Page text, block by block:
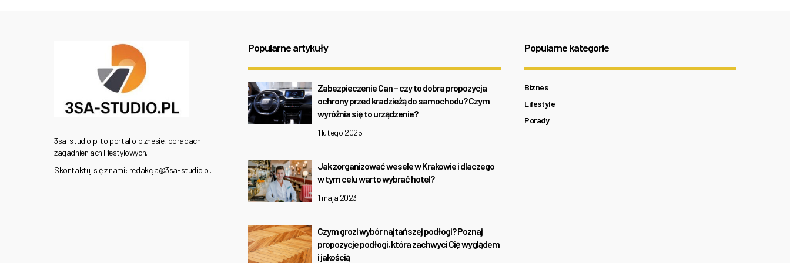
3sa-studio.pl to portal o biznesie, poradach i
zagadnieniach lifestylowych.
Skontaktuj się z nami: redakcja@3sa-studio.pl.
Popularne artykuły
Zabezpieczenie Can – czy to dobra propozycja
ochrony przed kradzieżą do samochodu? Czym
wyróżnia się to urządzenie?
1 lutego 2025
Jak zorganizować wesele w Krakowie i dlaczego
w tym celu warto wybrać hotel?
1 maja 2023
Czym grozi wybór najtańszej podłogi? Poznaj
propozycje podłogi, która zachwyci Cię wyglądem
i jakością
Popularne kategorie
Biznes
Lifestyle
Porady